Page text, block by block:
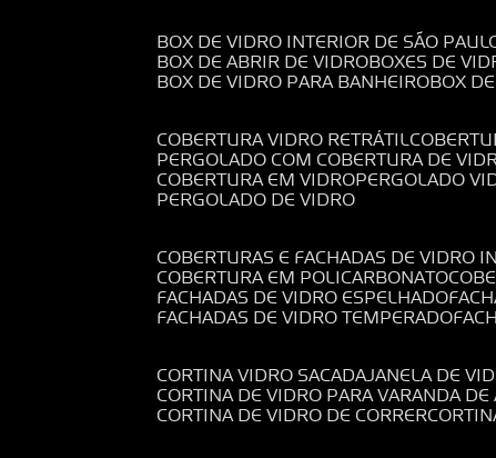
BOX DE VIDRO INTERIOR DE SÃO
BOX DE ABRIR DE VIDRO BOXES DE
BOX DE VIDRO PARA BANHEIRO BOX
COBERTURA VIDRO RETRÁTIL
PERGOLADO COM COBERTURA DE
COBERTURA EM VIDRO PERGOLADO
PERGOLADO DE VIDRO
COBERTURAS E FACHADAS DE VIDRO
COBERTURA EM POLICARBONATO
FACHADAS DE VIDRO ESPELHADO
FACHADAS DE VIDRO TEMPERADO
CORTINA VIDRO SACADA JANELA DE
CORTINA DE VIDRO PARA VARANDA
CORTINA DE VIDRO DE CORRER